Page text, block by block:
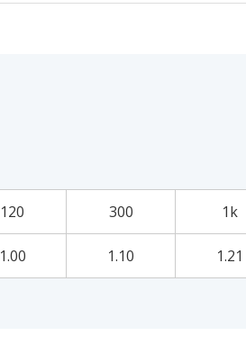
120 300 1k
1.00 1.10 1.21